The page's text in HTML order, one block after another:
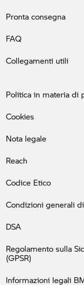
Pronta consegna
FAQ
Collegamenti utili
Politica in materia di
Cookies
Nota legale
Reach
Codice Etico
Condizioni generali
DSA
Regolamento sulla
(GPSR)
Informazioni legali